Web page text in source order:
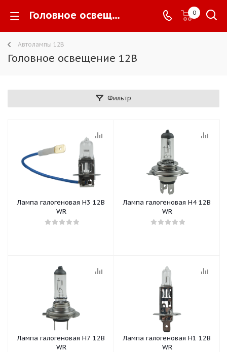
Головное освещение 12В - 0
Автолампы 12В
Головное освещение 12В
Фильтр
Лампа галогеновая Н3 12В
WR
Лампа галогеновая Н4 12В
WR
Лампа галогеновая Н7 12B
WR
Лампа галогеновая Н1 12В
WR